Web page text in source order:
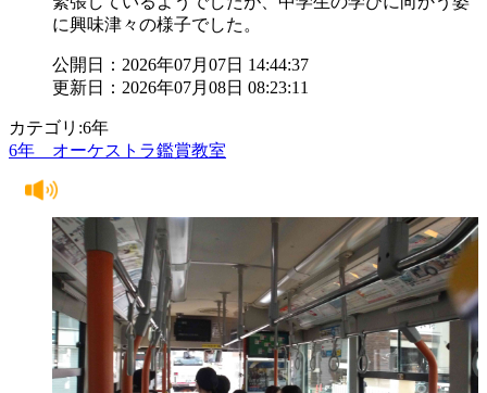
に興味津々の様子でした。
公開日：2026年07月07日 14:44:37
更新日：2026年07月08日 08:23:11
カテゴリ:6年
6年 オーケストラ鑑賞教室